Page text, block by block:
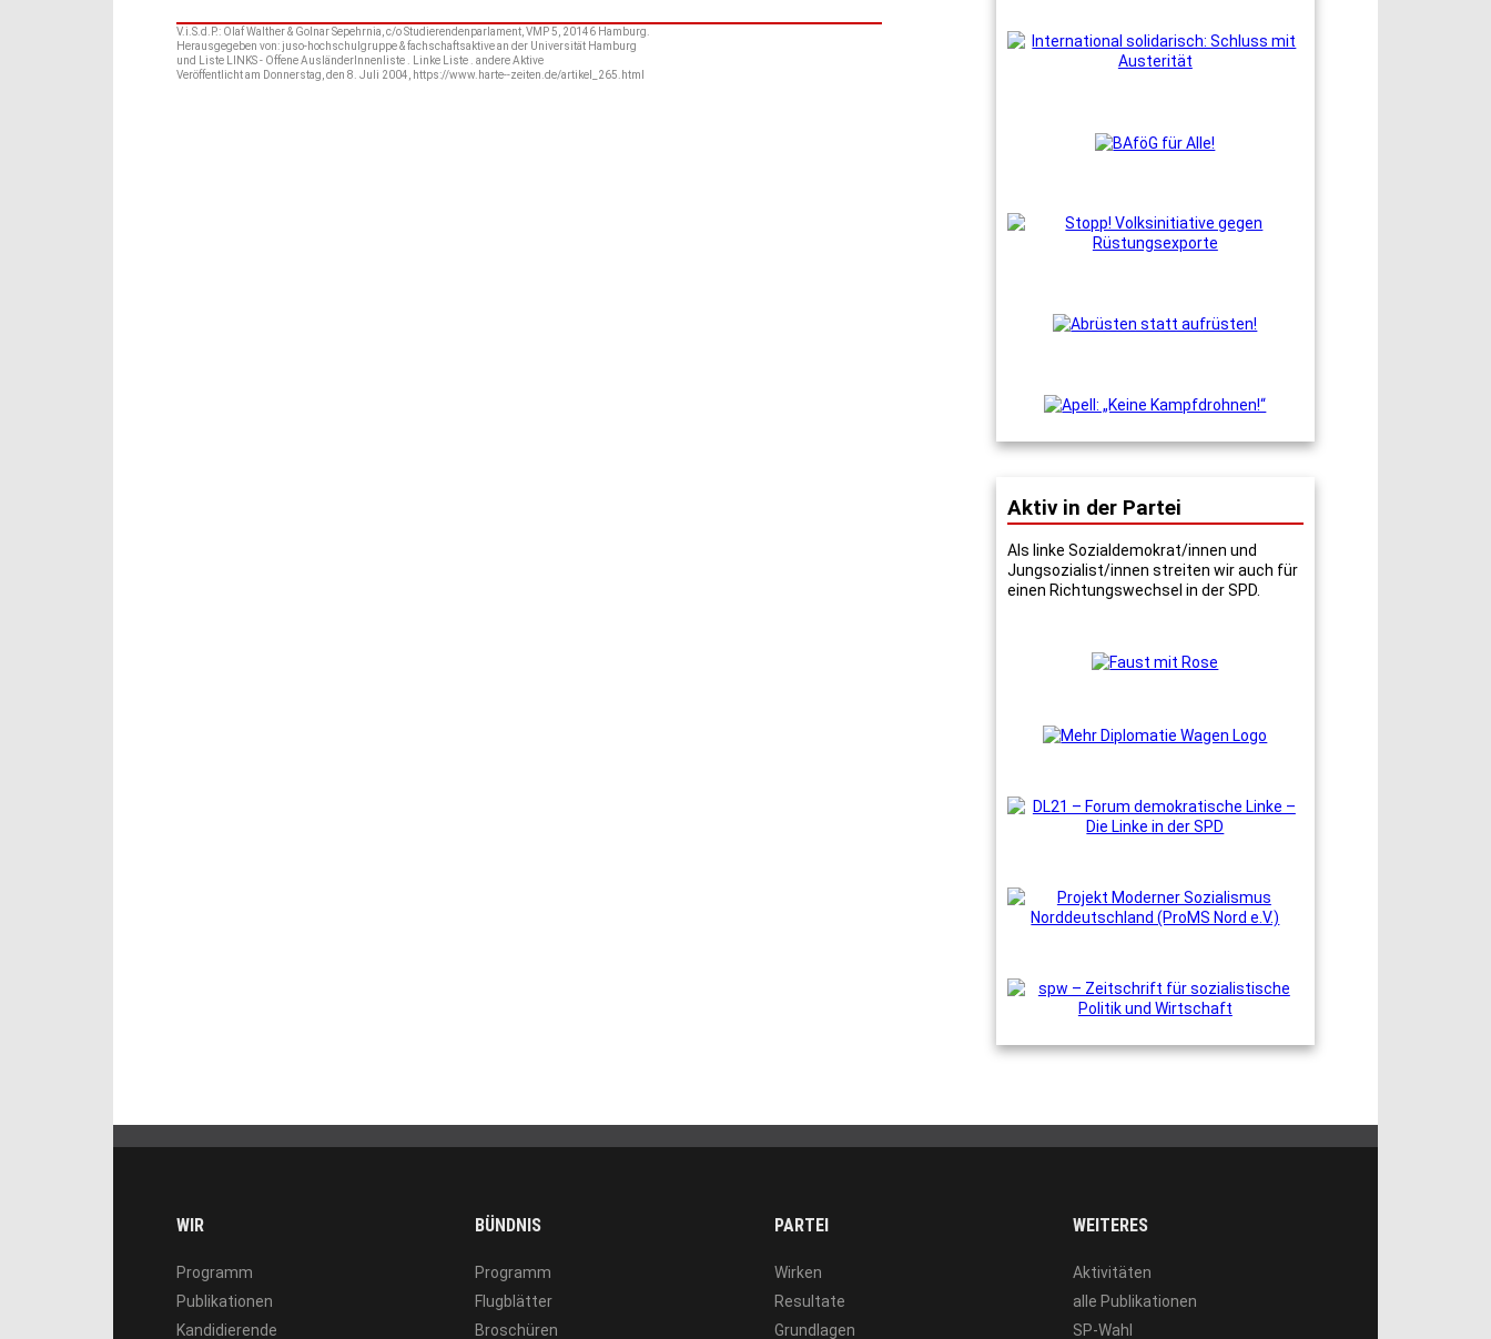
V.i.S.d.P.: Olaf Walther & Golnar Sepehrnia, c/o Studierendenparlament, VMP 5, 20146 Hamburg.
Herausgegeben von: juso-hochschulgruppe & fachschaftsaktive an der Universität Hamburg
und Liste LINKS - Offene AusländerInnenliste . Linke Liste . andere Aktive
Veröffentlicht am Donnerstag, den 8. Juli 2004, https://www.harte--zeiten.de/artikel_265.html
Aktiv in der Partei
Als linke Sozialdemokrat/innen und
Jungsozialist/innen streiten wir auch für
einen Richtungswechsel in der SPD.
WIR
Programm
Publikationen
Kandidierende
BÜNDNIS
Programm
Flugblätter
Broschüren
PARTEI
Wirken
Resultate
Grundlagen
WEITERES
Aktivitäten
alle Publikationen
SP-Wahl